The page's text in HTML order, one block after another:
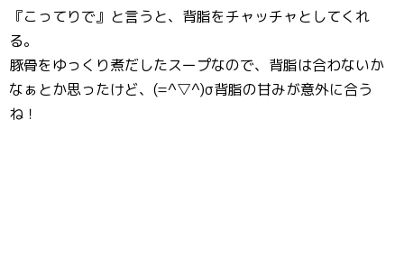
『こってりで』と言うと、背脂をチャッチャとしてくれ
る。
豚骨をゆっくり煮だしたスープなので、背脂は合わないか
なぁとか思ったけど、(=^▽^)σ背脂の甘みが意外に合う
ね！